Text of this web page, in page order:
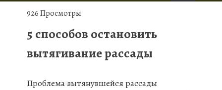
❅
Орхидеи: советы по уходу для
начинающих
Туя: сорта для живой изгороди
926 Просмотры
5 способов остановить
вытягивание рассады
Проблема вытянувшейся рассады